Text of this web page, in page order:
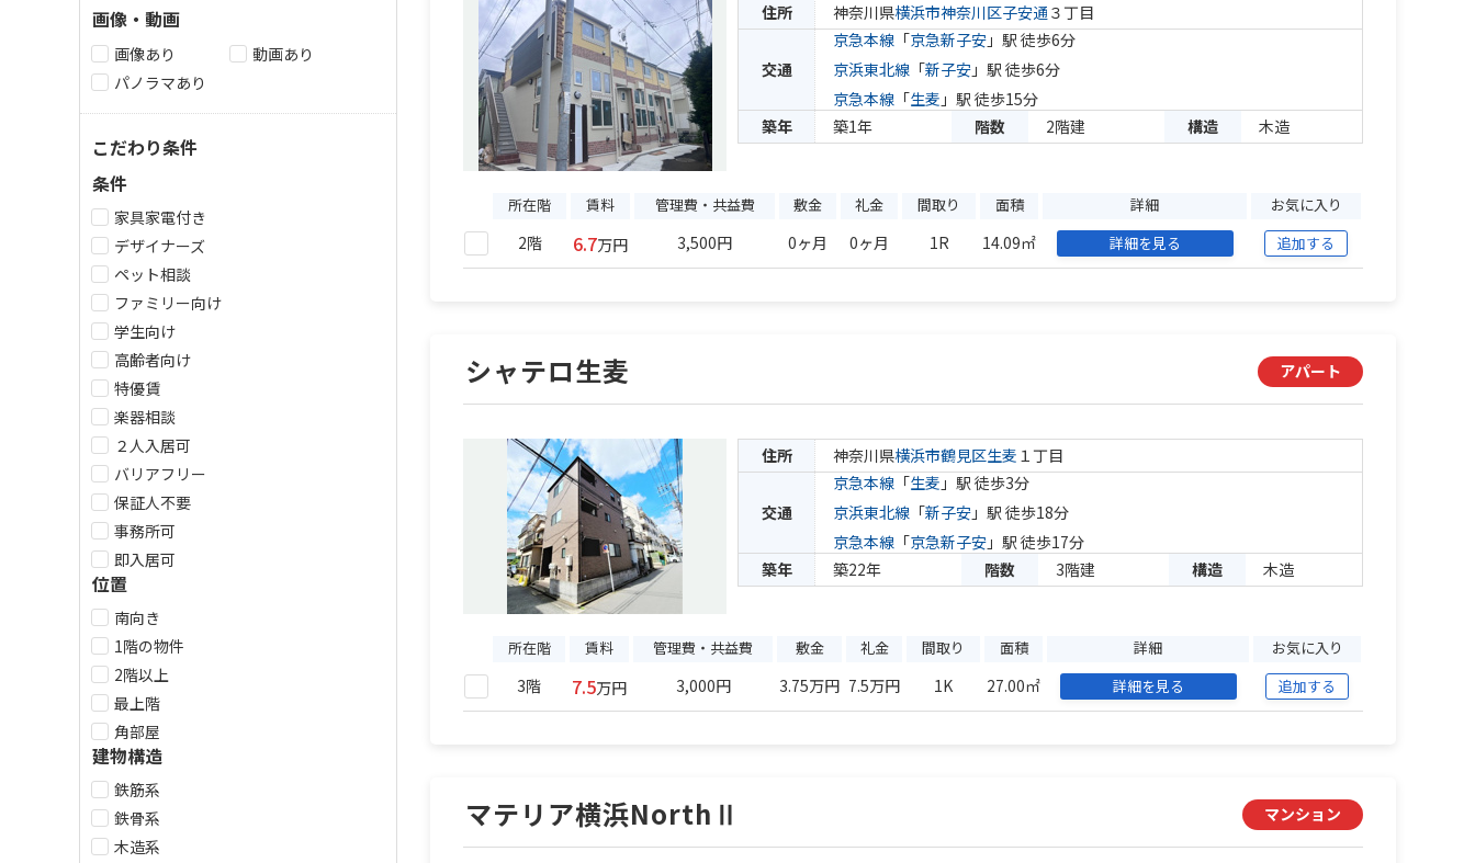
住所 神奈川県横浜市神奈川区子安通 ３丁目
交通
京急本線 「京急新子安 」駅 徒歩6分
京浜東北線 「新子安 」駅 徒歩6分
京急本線 「生麦 」駅 徒歩15分
築年
築1年 階数 2階建 構造 木造
所在階 賃料 管理費・共益費 敷金 礼金 間取り 面積 詳細 お気に入り
2階 6.7万円 3,500円 0ヶ月 0ヶ月 1R 14.09㎡ 詳細を見る 追加する
シャテロ生麦 アパート
住所 神奈川県横浜市鶴見区生麦 １丁目
交通
京急本線 「生麦 」駅 徒歩3分
京浜東北線 「新子安 」駅 徒歩18分
京急本線 「京急新子安 」駅 徒歩17分
築年
築22年 階数 3階建 構造 木造
所在階 賃料 管理費・共益費 敷金 礼金 間取り 面積 詳細 お気に入り
3階 7.5万円 3,000円 3.75万円 7.5万円 1K 27.00㎡ 詳細を見る 追加する
マテリア横浜NorthⅡ マンション
画像・動画
画像あり
動画あり
パノラマあり
こだわり条件
条件
家具家電付き
デザイナーズ
ペット相談
ファミリー向け
学生向け
高齢者向け
特優賃
楽器相談
２人入居可
バリアフリー
保証人不要
事務所可
即入居可
位置
南向き
1階の物件
2階以上
最上階
角部屋
建物構造
鉄筋系
鉄骨系
木造系